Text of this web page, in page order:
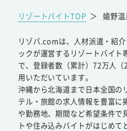
リゾートバイトTOP ＞ 嬉野
リゾバ.comは、人材派遣・紹
ックが運営するリゾートバイト
で、登録者数（累計）72万人
用いただいています。
沖縄から北海道まで日本全国の
テル・旅館の求人情報を豊富に
や勤務地、期間など希望条件で
トや住み込みバイトがはじめて